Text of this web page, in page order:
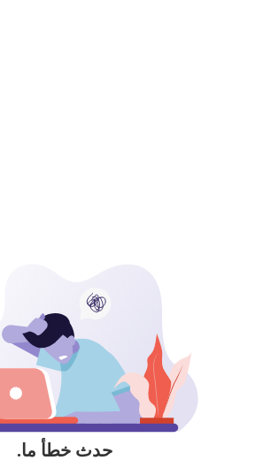
حدث خطأ ما.